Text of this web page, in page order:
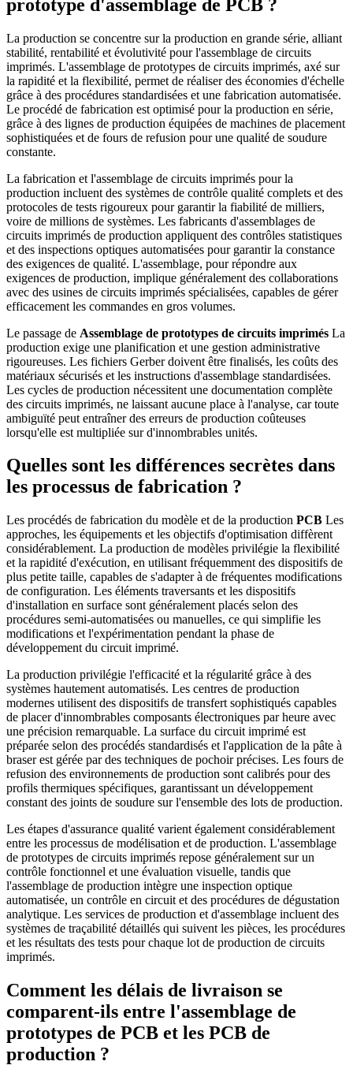
prototype d'assemblage de PCB ?
La production se concentre sur la production en grande série, alliant
stabilité, rentabilité et évolutivité pour l'assemblage de circuits
imprimés. L'assemblage de prototypes de circuits imprimés, axé sur
la rapidité et la flexibilité, permet de réaliser des économies d'échelle
grâce à des procédures standardisées et une fabrication automatisée.
Le procédé de fabrication est optimisé pour la production en série,
grâce à des lignes de production équipées de machines de placement
sophistiquées et de fours de refusion pour une qualité de soudure
constante.
La fabrication et l'assemblage de circuits imprimés pour la
production incluent des systèmes de contrôle qualité complets et des
protocoles de tests rigoureux pour garantir la fiabilité de milliers,
voire de millions de systèmes. Les fabricants d'assemblages de
circuits imprimés de production appliquent des contrôles statistiques
et des inspections optiques automatisées pour garantir la constance
des exigences de qualité. L'assemblage, pour répondre aux
exigences de production, implique généralement des collaborations
avec des usines de circuits imprimés spécialisées, capables de gérer
efficacement les commandes en gros volumes.
Le passage de Assemblage de prototypes de circuits imprimés La
production exige une planification et une gestion administrative
rigoureuses. Les fichiers Gerber doivent être finalisés, les coûts des
matériaux sécurisés et les instructions d'assemblage standardisées.
Les cycles de production nécessitent une documentation complète
des circuits imprimés, ne laissant aucune place à l'analyse, car toute
ambiguïté peut entraîner des erreurs de production coûteuses
lorsqu'elle est multipliée sur d'innombrables unités.
Quelles sont les différences secrètes dans
les processus de fabrication ?
Les procédés de fabrication du modèle et de la production PCB Les
approches, les équipements et les objectifs d'optimisation diffèrent
considérablement. La production de modèles privilégie la flexibilité
et la rapidité d'exécution, en utilisant fréquemment des dispositifs de
plus petite taille, capables de s'adapter à de fréquentes modifications
de configuration. Les éléments traversants et les dispositifs
d'installation en surface sont généralement placés selon des
procédures semi-automatisées ou manuelles, ce qui simplifie les
modifications et l'expérimentation pendant la phase de
développement du circuit imprimé.
La production privilégie l'efficacité et la régularité grâce à des
systèmes hautement automatisés. Les centres de production
modernes utilisent des dispositifs de transfert sophistiqués capables
de placer d'innombrables composants électroniques par heure avec
une précision remarquable. La surface du circuit imprimé est
préparée selon des procédés standardisés et l'application de la pâte à
braser est gérée par des techniques de pochoir précises. Les fours de
refusion des environnements de production sont calibrés pour des
profils thermiques spécifiques, garantissant un développement
constant des joints de soudure sur l'ensemble des lots de production.
Les étapes d'assurance qualité varient également considérablement
entre les processus de modélisation et de production. L'assemblage
de prototypes de circuits imprimés repose généralement sur un
contrôle fonctionnel et une évaluation visuelle, tandis que
l'assemblage de production intègre une inspection optique
automatisée, un contrôle en circuit et des procédures de dégustation
analytique. Les services de production et d'assemblage incluent des
systèmes de traçabilité détaillés qui suivent les pièces, les procédures
et les résultats des tests pour chaque lot de production de circuits
imprimés.
Comment les délais de livraison se
comparent-ils entre l'assemblage de
prototypes de PCB et les PCB de
production ?